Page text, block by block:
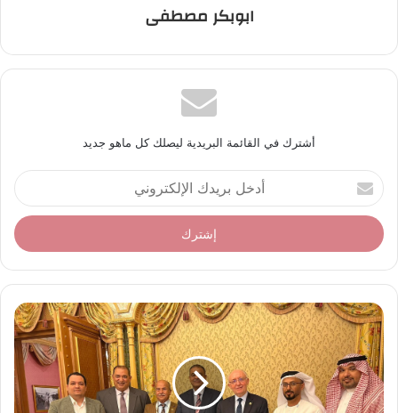
ابوبكر مصطفى
أشترك في القائمة البريدية ليصلك كل ماهو جديد
أ
د
خ
ل
ر
د
ك
ا
ل
إ
ل